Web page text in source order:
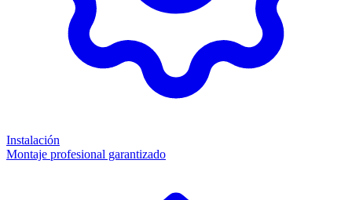
Instalación
Montaje profesional garantizado